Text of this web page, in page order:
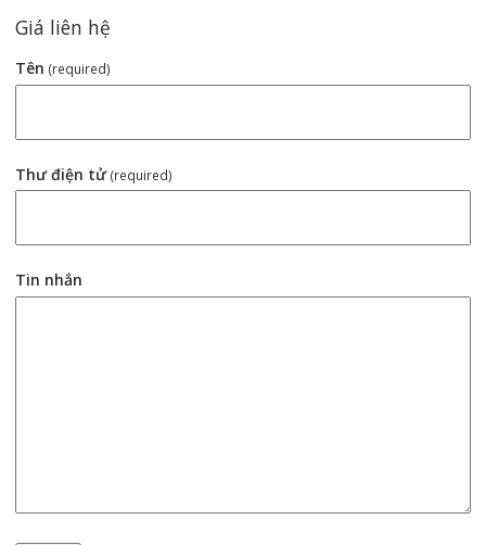
Giá liên hệ
Tên (required)
Thư điện tử (required)
Tin nhắn